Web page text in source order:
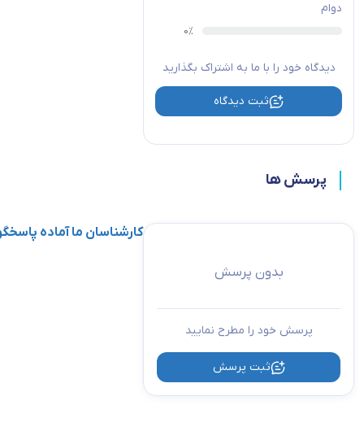
دوام
دیدگاه خود را با ما به اشتراک بگذارید
ثبت دیدگاه
پرسش ها
بدون پرسش
پرسش خود را مطرح نمایید
ثبت پرسش
کارشناسان ما آماده